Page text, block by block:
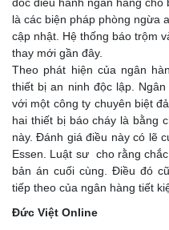
là các biện pháp phòng ngừa
cập nhật. Hệ thống báo trộm
thay mới gần đây.
Theo phát hiện của ngân
thiết bị an ninh độc lập.
với một công ty chuyên biệt
hai thiết bị báo cháy là bằng
này. Đánh giá điều này có lẽ
Essen. Luật sư cho rằng
bản án cuối cùng. Điều đó
tiếp theo của ngân hàng tiết
Đức Việt Online